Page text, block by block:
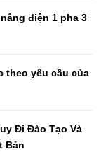
điện 1 pha 3
theo yêu cầu của
Đi Đào Tạo Và
Bản